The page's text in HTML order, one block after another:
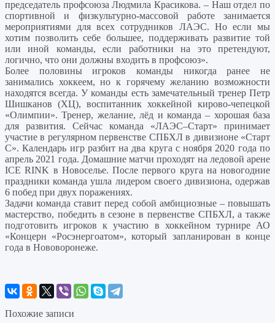
председатель профсоюза Людмила Красикова. – Наш отдел по
спортивной и физкультурно-массовой работе занимается
мероприятиями для всех сотрудников ЛАЭС. Но если мы
хотим позволить себе большее, поддерживать развитие той
или иной команды, если работники на это претендуют,
логично, что они должны входить в профсоюз».
Более половины игроков команды никогда ранее не
занимались хоккеем, но к горячему желанию возможности
находятся всегда. У команды есть замечательный тренер Петр
Шишканов (ХЦ), воспитанник хоккейной кирово-чепецкой
«Олимпии». Тренер, желание, лёд и команда – хорошая база
для развития. Сейчас команда «ЛАЭС–Старт» принимает
участие в регулярном первенстве СПБХЛ в дивизионе «Старт
С». Календарь игр разбит на два круга с ноября 2020 года по
апрель 2021 года. Домашние матчи проходят на ледовой арене
ICE RINK в Новоселье. После первого круга на новогодние
праздники команда ушла лидером своего дивизиона, одержав
6 побед при двух поражениях.
Задачи команда ставит перед собой амбициозные – повышать
мастерство, победить в сезоне в первенстве СПБХЛ, а также
подготовить игроков к участию в хоккейном турнире АО
«Концерн «Росэнергоатом», который запланирован в конце
года в Нововоронеже.
Похожие записи